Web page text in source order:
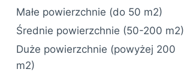
Małe powierzchnie (do 50 m2)
Średnie powierzchnie (50-200 m2)
Duże powierzchnie (powyżej 200
m2)